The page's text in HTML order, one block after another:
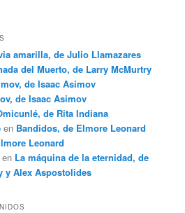
amarilla, de Julio Llamazares
del Muerto, de Larry McMurtry
de Isaac Asimov
de Isaac Asimov
de Rita Indiana
en Bandidos, de Elmore Leonard
Leonard
en La máquina de la eternidad, de
y Alex Aspostolides